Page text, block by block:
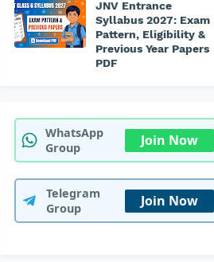
JNV Entrance
Syllabus 2027: Exam
Pattern, Eligibility &
Previous Year Papers
PDF
WhatsApp
Group
Join Now
Telegram
Group
Join Now